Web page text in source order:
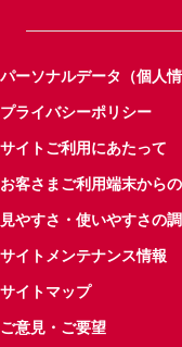
パーソナルデータ（個人
プライバシーポリシー
サイトご利用にあたって
お客さまご利用端末から
見やすさ・使いやすさの
サイトメンテナンス情報
サイトマップ
ご意見・ご要望